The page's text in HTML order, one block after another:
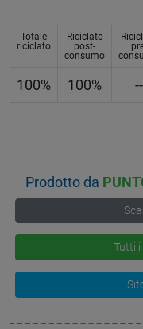
Totale
riciclato
Riciclato
post-
consumo
100% 100% --
Prodotto da
Tutti